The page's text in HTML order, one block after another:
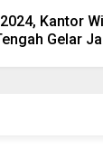
Kantor
Gelar